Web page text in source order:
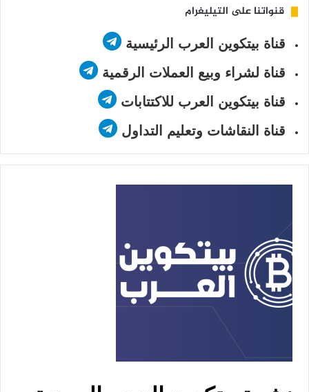
قنواتنا على التيليغرام
قناة بيتكوين العرب الرئيسية
قناة لشراء وبيع العملات الرقمية
قناة بيتكوين العرب للاكتتابات
قناة النقاشات وتعليم التداول